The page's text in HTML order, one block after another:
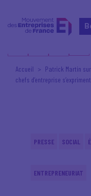
Accueil
Patrick Martin
chefs d’entreprise
PRESSE SOCIAL
ENTREPRENEURIAT